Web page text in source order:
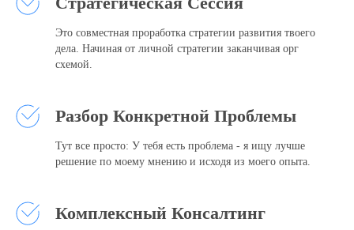
Это совместная проработка стратегии развития твоего
дела. Начиная от личной стратегии заканчивая орг
схемой.
Разбор Конкретной Проблемы
Тут все просто: У тебя есть проблема - я ищу лучше
решение по моему мнению и исходя из моего опыта.
Комплексный Консалтинг